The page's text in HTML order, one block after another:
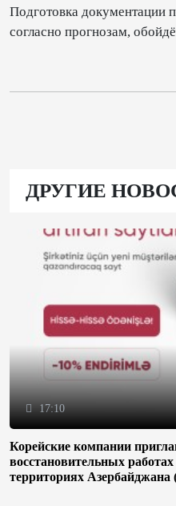
Подготовка документации
согласно прогнозам,
ДРУГИЕ
17:10
Корейские компании
восстановительных
территориях